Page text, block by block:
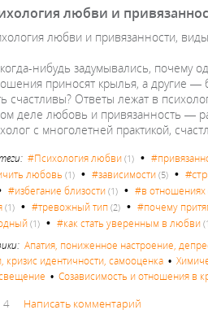
любви и
любви и привязанности,
нибудь задумывались, почему
приносят крылья, а другие —
счастливы? Ответы лежат в
деле любовь и привязанность —
с многолетней практикой,
#Психология любви (1) •
любовь (1) •#зависимости (5) •
#избегание близости (1) •#в отношениях
(1) •#тревожный тип (2) •#почему
(1) •#как стать уверенным в любви
Апатия, пониженное настроение,
кризис идентичности, самооценка •
•Созависимость и отношения в
4 Написать комментарий